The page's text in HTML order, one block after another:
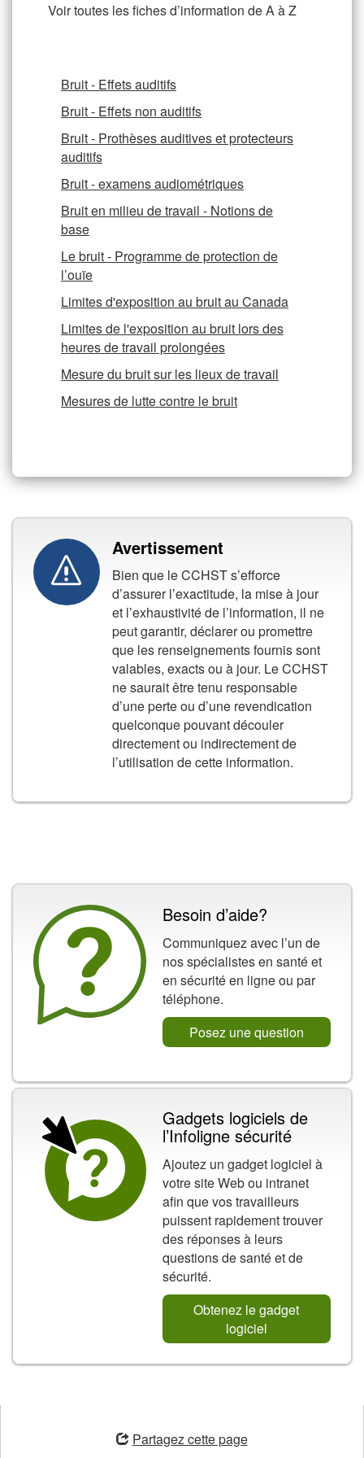
Voir toutes les fiches d’information de A à Z
Bruit - Effets auditifs
Bruit - Effets non auditifs
Bruit - Prothèses auditives et protecteurs
auditifs
Bruit - examens audiométriques
Bruit en milieu de travail - Notions de
base
Le bruit - Programme de protection de
l’ouïe
Limites d'exposition au bruit au Canada
Limites de l'exposition au bruit lors des
heures de travail prolongées
Mesure du bruit sur les lieux de travail
Mesures de lutte contre le bruit
Avertissement
Bien que le CCHST s’efforce
d’assurer l’exactitude, la mise à jour
et l’exhaustivité de l’information, il ne
peut garantir, déclarer ou promettre
que les renseignements fournis sont
valables, exacts ou à jour. Le CCHST
ne saurait être tenu responsable
d’une perte ou d’une revendication
quelconque pouvant découler
directement ou indirectement de
l’utilisation de cette information.
Besoin d’aide?
Communiquez avec l’un de
nos spécialistes en santé et
en sécurité en ligne ou par
téléphone.
Posez une question
Gadgets logiciels de
l’Infoligne sécurité
Ajoutez un gadget logiciel à
votre site Web ou intranet
afin que vos travailleurs
puissent rapidement trouver
des réponses à leurs
questions de santé et de
sécurité.
Obtenez le gadget
logiciel
Partagez cette page